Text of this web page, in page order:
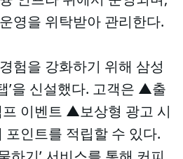
영을 위탁받아 관리한다.
험을 강화하기 위해 삼성
’을 신설했다. 고객은 ▲출
이벤트 ▲보상형 광고 시
포인트를 적립할 수 있다.